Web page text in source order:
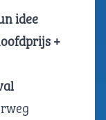
idee
+